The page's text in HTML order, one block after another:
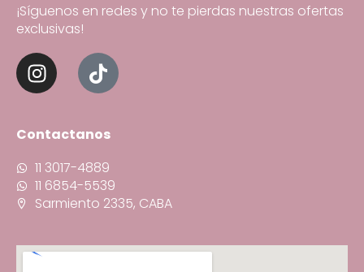
¡Síguenos en redes y no te pierdas nuestras ofertas
exclusivas!
Contactanos
11 3017-4889
11 6854-5539
Sarmiento 2335, CABA